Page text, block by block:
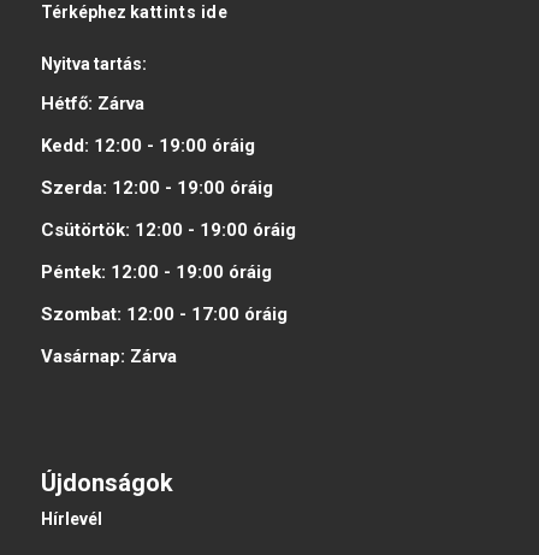
Térképhez kattints ide
Nyitva tartás:
Hétfő: Zárva
Kedd: 12:00 - 19:00 óráig
Szerda: 12:00 - 19:00 óráig
Csütörtök: 12:00 - 19:00 óráig
Péntek: 12:00 - 19:00 óráig
Szombat: 12:00 - 17:00 óráig
Vasárnap: Zárva
Újdonságok
Hírlevél